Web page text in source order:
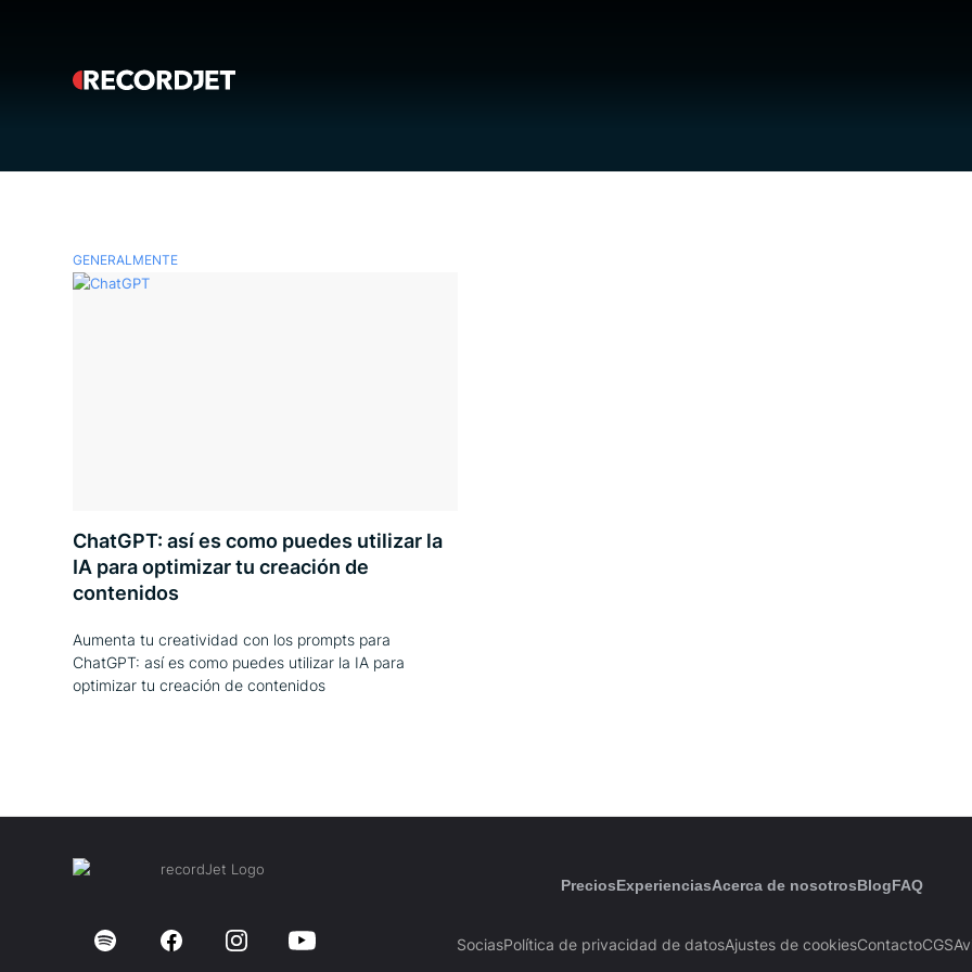
GENERALMENTE
ChatGPT: así es como puedes utilizar la
IA para optimizar tu creación de
contenidos
Aumenta tu creatividad con los prompts para
ChatGPT: así es como puedes utilizar la IA para
optimizar tu creación de contenidos
PreciosExperienciasAcerca de nosotrosBlogFAQ
SociasPolítica de privacidad de datosAjustes de cookiesContactoCGS